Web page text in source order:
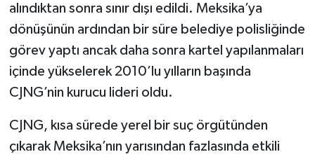
alındıktan sonra sınır dışı edildi. Meksika’ya
dönüşünün ardından bir süre belediye polisliğinde
görev yaptı ancak daha sonra kartel yapılanmaları
içinde yükselerek 2010’lu yılların başında
CJNG’nin kurucu lideri oldu.
CJNG, kısa sürede yerel bir suç örgütünden
çıkarak Meksika’nın yarısından fazlasında etkili